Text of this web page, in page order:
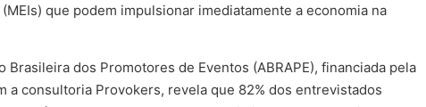
que podem impulsionar imediatamente a economia na
Brasileira dos Promotores de Eventos (ABRAPE), financiada pela
a consultoria Provokers, revela que 82% dos entrevistados